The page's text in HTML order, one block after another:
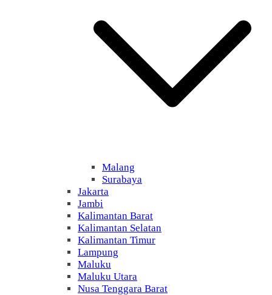
Malang
Surabaya
Jakarta
Jambi
Kalimantan Barat
Kalimantan Selatan
Kalimantan Timur
Lampung
Maluku
Maluku Utara
Nusa Tenggara Barat